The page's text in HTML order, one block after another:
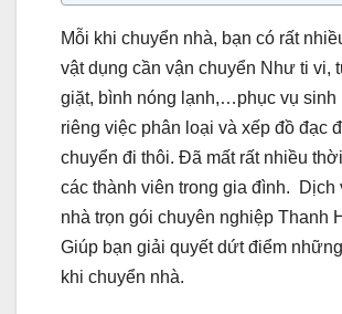
Mỗi khi chuyển nhà, bạn có rất
vật dụng cần vận chuyển Như ti vi,
giặt, bình nóng lạnh,…phục vụ sinh
riêng việc phân loại và xếp đồ đạc
chuyển đi thôi. Đã mất rất nhiều
các thành viên trong gia đình. Dịch
nhà trọn gói chuyên nghiệp Thanh
Giúp bạn giải quyết dứt điểm
khi chuyển nhà.